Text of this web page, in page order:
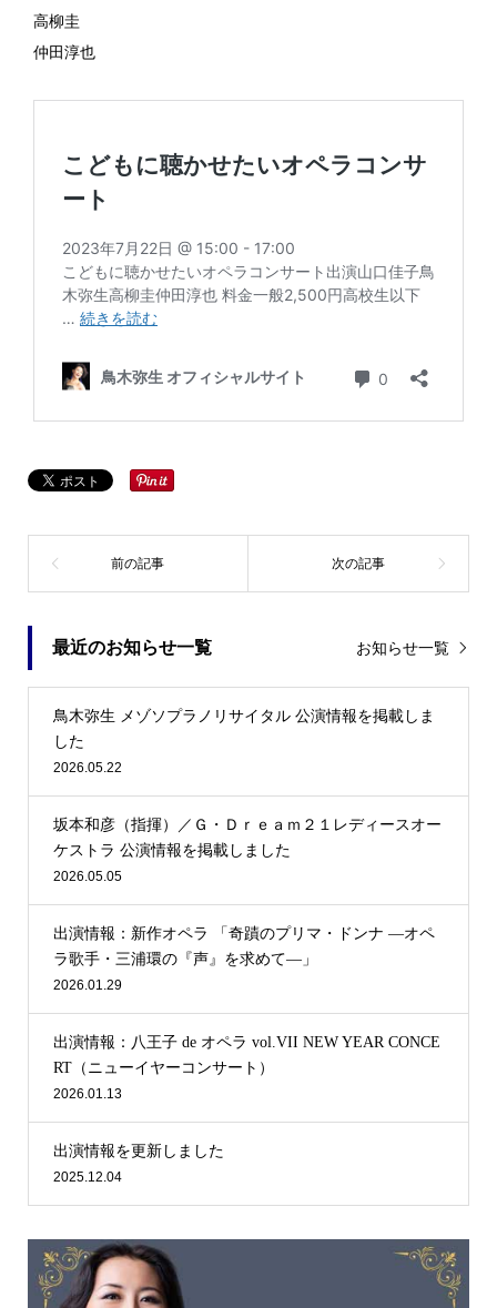
高柳圭
仲田淳也
最近のお知らせ一覧 お知らせ一覧
鳥木弥生 メゾソプラノリサイタル 公演情報を掲載しま
した
2026.05.22
坂本和彦（指揮）／Ｇ・Ｄｒｅａｍ２１レディースオー
ケストラ 公演情報を掲載しました
2026.05.05
出演情報：新作オペラ 「奇蹟のプリマ・ドンナ —オペ
ラ歌手・三浦環の『声』を求めて—」
2026.01.29
出演情報：八王子 de オペラ vol.VII NEW YEAR CONCE
RT（ニューイヤーコンサート）
2026.01.13
出演情報を更新しました
2025.12.04